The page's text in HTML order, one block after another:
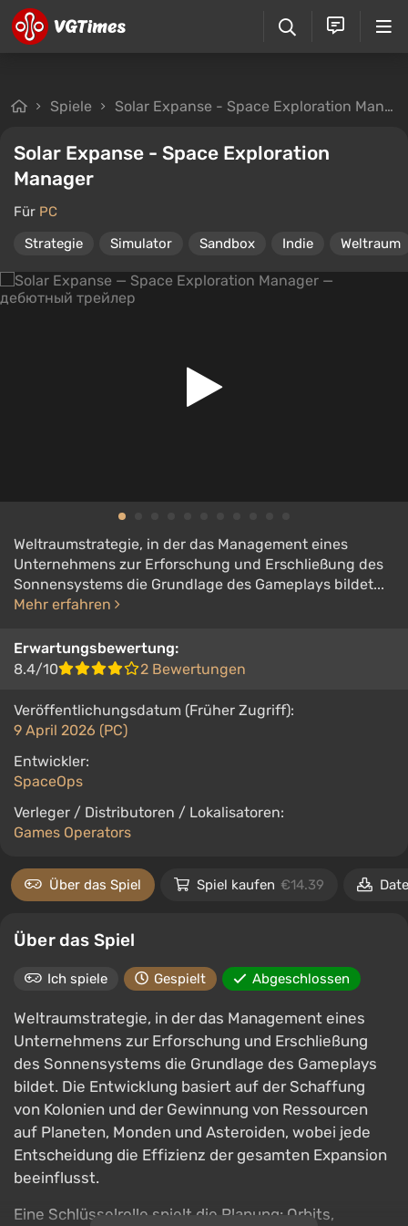
Spiele Solar Expanse - Space Exploration Manager
Solar Expanse - Space Exploration
Manager
Für PC
Strategie
Simulator Sandbox Indie Weltraum
Weltraumstrategie, in der das Management eines
Unternehmens zur Erforschung und Erschließung des
Sonnensystems die Grundlage des Gameplays bildet...
Mehr erfahren
Erwartungsbewertung:
8.4/10
2 Bewertungen
Veröffentlichungsdatum (Früher Zugriff):
9 April 2026 (PC)
Entwickler:
SpaceOps
Verleger / Distributoren / Lokalisatoren:
Games Operators
Über das Spiel Spiel kaufen €14.39
Über das Spiel
Ich spiele Gespielt Abgeschlossen
Weltraumstrategie, in der das Management eines
Unternehmens zur Erforschung und Erschließung
des Sonnensystems die Grundlage des Gameplays
bildet. Die Entwicklung basiert auf der Schaffung
von Kolonien und der Gewinnung von Ressourcen
auf Planeten, Monden und Asteroiden, wobei jede
Entscheidung die Effizienz der gesamten Expansion
beeinflusst.
Eine Schlüsselrolle spielt die Planung: Orbits,